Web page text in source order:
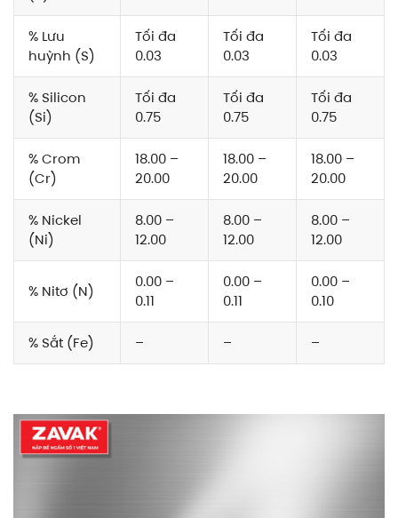
% Lưu
huỳnh (S)
Tối đa
0.03
Tối đa
0.03
Tối đa
0.03
% Silicon
(Si)
Tối đa
0.75
Tối đa
0.75
Tối đa
0.75
% Crom
(Cr)
18.00 –
20.00
18.00 –
20.00
18.00 –
20.00
% Nickel
(Ni)
8.00 –
12.00
8.00 –
12.00
8.00 –
12.00
% Nitơ (N)
0.00 –
0.11
0.00 –
0.11
0.00 –
0.10
% Sắt (Fe) – – –